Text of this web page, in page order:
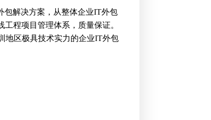
包解决方案，从整体企业IT外包
程项目管理体系，质量保证。
地区极具技术实力的企业IT外包